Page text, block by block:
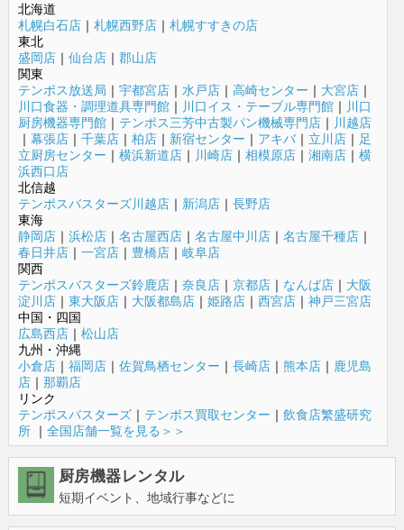
北海道
札幌白石店｜ 札幌西野店｜ 札幌すすきの店
東北
盛岡店｜ 仙台店｜ 郡山店
関東
テンポス放送局 ｜ 宇都宮店｜ 水戸店｜ 高崎センター ｜ 大宮店｜
川口食器・調理道具専門館｜ 川口イス・テーブル専門館｜ 川口
厨房機器専門館｜ テンポス三芳中古製パン機械専門店｜ 川越店
｜ 幕張店｜ 千葉店｜ 柏店｜ 新宿センター ｜ アキバ｜ 立川店｜ 足
立厨房センター ｜ 横浜新道店｜ 川崎店｜ 相模原店｜ 湘南店｜ 横
浜西口店
北信越
テンポスバスターズ川越店｜ 新潟店｜ 長野店
東海
静岡店｜ 浜松店｜ 名古屋西店｜ 名古屋中川店｜ 名古屋千種店｜
春日井店｜ 一宮店｜ 豊橋店｜ 岐阜店
関西
テンポスバスターズ鈴鹿店｜ 奈良店｜ 京都店｜ なんば店｜ 大阪
淀川店｜ 東大阪店｜ 大阪都島店｜ 姫路店｜ 西宮店｜ 神戸三宮店
中国・四国
広島西店｜ 松山店
九州・沖縄
小倉店｜ 福岡店｜ 佐賀鳥栖センター ｜ 長崎店｜ 熊本店｜ 鹿児島
店｜ 那覇店
リンク
テンポスバスターズ｜ テンポス買取センター ｜ 飲食店繁盛研究
所｜ 全国店舗一覧を見る＞＞
厨房機器レンタル
短期イベント、地域行事などに